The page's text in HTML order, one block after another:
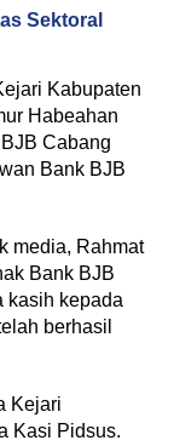
Sektoral
Kabupaten
Habeahan
Cabang
Bank BJB
media, Rahmat
Bank BJB
kasih kepada
berhasil
Kejari
Kasi Pidsus.